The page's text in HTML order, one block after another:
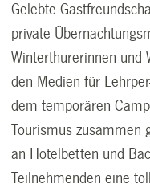
Gelebte
private
Winterthurerinnen und
den Medien für
dem temporären
Tourismus zusammen
an Hotelbetten und
Teilnehmenden eine